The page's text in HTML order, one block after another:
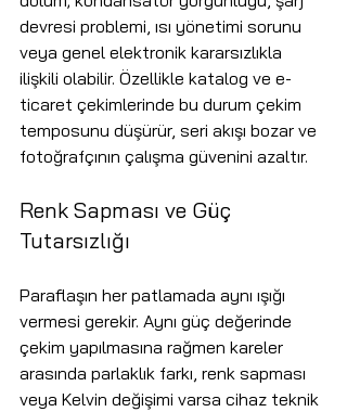
devresi problemi, ısı yönetimi sorunu
veya genel elektronik kararsızlıkla
ilişkili olabilir. Özellikle katalog ve e-
ticaret çekimlerinde bu durum çekim
temposunu düşürür, seri akışı bozar ve
fotoğrafçının çalışma güvenini azaltır.
Renk Sapması ve Güç
Tutarsızlığı
Paraflaşın her patlamada aynı ışığı
vermesi gerekir. Aynı güç değerinde
çekim yapılmasına rağmen kareler
arasında parlaklık farkı, renk sapması
veya Kelvin değişimi varsa cihaz teknik